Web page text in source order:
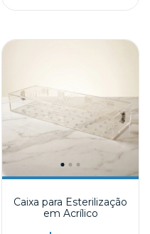
Caixa para Esterilização
em Acrílico